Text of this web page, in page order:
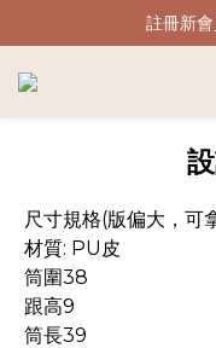
註冊新
尺寸規格(版偏大，可
材質: PU皮
筒圍38
跟高9
筒長39